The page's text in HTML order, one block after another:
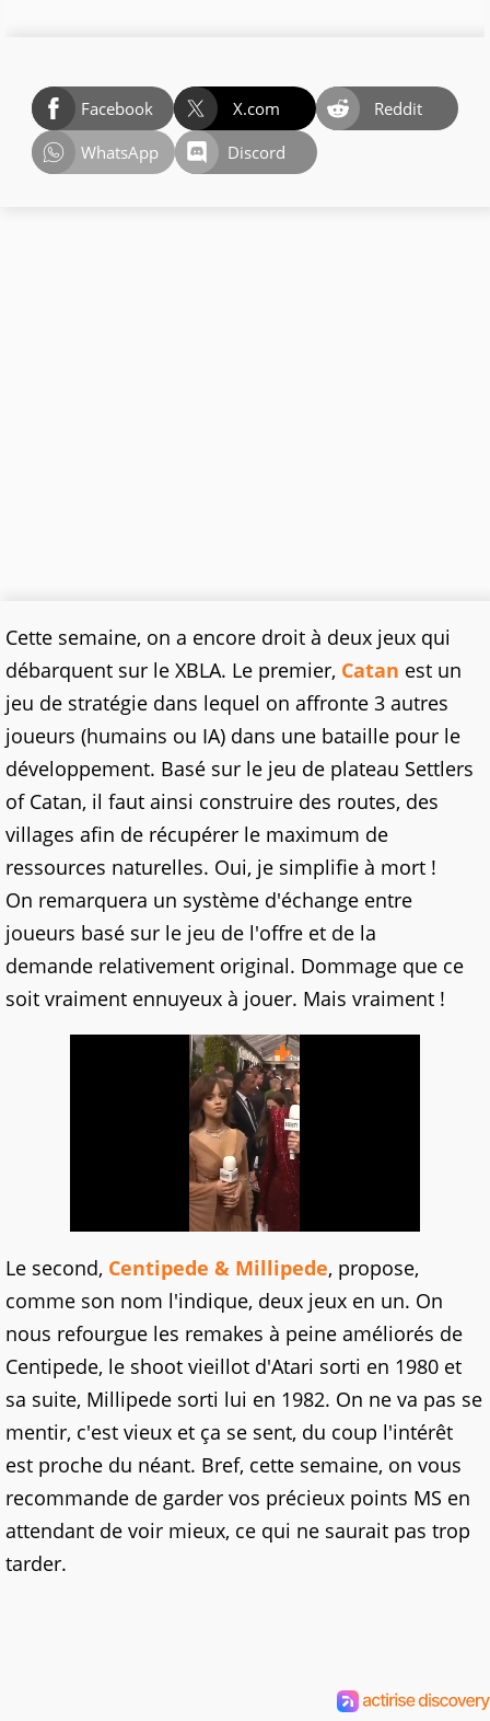
Facebook X.com
Reddit
WhatsApp
Discord
Cette semaine, on a encore droit à deux jeux qui
débarquent sur le XBLA. Le premier, Catan est un
jeu de stratégie dans lequel on affronte 3 autres
joueurs (humains ou IA) dans une bataille pour le
développement. Basé sur le jeu de plateau Settlers
of Catan, il faut ainsi construire des routes, des
villages afin de récupérer le maximum de
ressources naturelles. Oui, je simplifie à mort !
On remarquera un système d'échange entre
joueurs basé sur le jeu de l'offre et de la
demande relativement original. Dommage que ce
soit vraiment ennuyeux à jouer. Mais vraiment !
Le second, Centipede & Millipede, propose,
comme son nom l'indique, deux jeux en un. On
nous refourgue les remakes à peine améliorés de
Centipede, le shoot vieillot d'Atari sorti en 1980 et
sa suite, Millipede sorti lui en 1982. On ne va pas se
mentir, c'est vieux et ça se sent, du coup l'intérêt
est proche du néant. Bref, cette semaine, on vous
recommande de garder vos précieux points MS en
attendant de voir mieux, ce qui ne saurait pas trop
tarder.